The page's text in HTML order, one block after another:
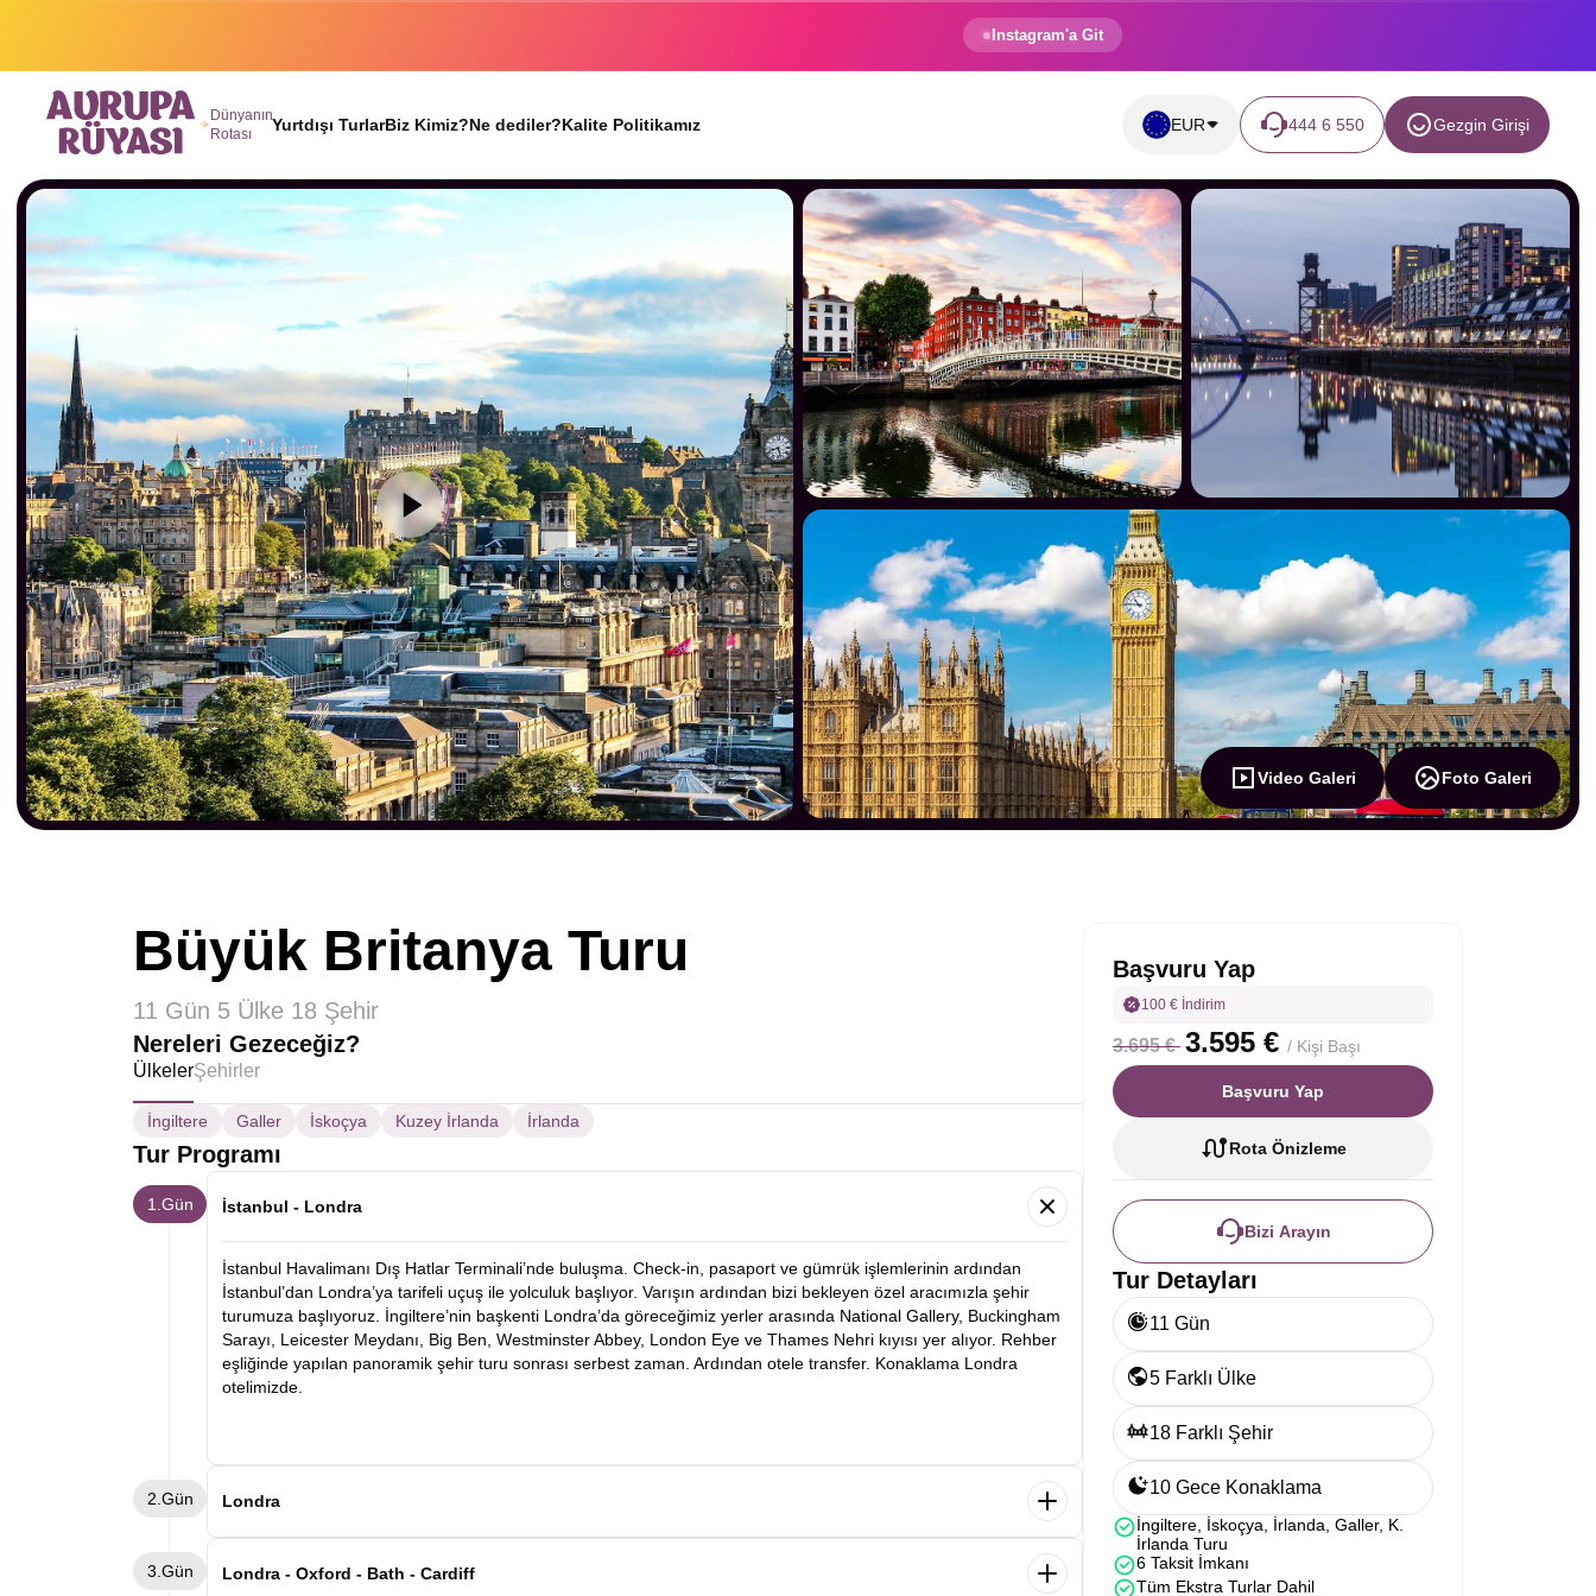
Instagram'a Git
Dünyanın
Rotası
Yurtdışı TurlarBiz Kimiz?Ne dediler?Kalite Politikamız EUR 444 6 550 Gezgin Girişi
Video Galeri Foto Galeri
Büyük Britanya Turu
11 Gün 5 Ülke 18 Şehir
Nereleri Gezeceğiz?
ÜlkelerŞehirler
İngiltere Galler İskoçya Kuzey İrlanda İrlanda
Tur Programı
1.Gün İstanbul - Londra
İstanbul Havalimanı Dış Hatlar Terminali’nde buluşma. Check-in, pasaport ve gümrük işlemlerinin ardından
İstanbul’dan Londra’ya tarifeli uçuş ile yolculuk başlıyor. Varışın ardından bizi bekleyen özel aracımızla şehir
turumuza başlıyoruz. İngiltere’nin başkenti Londra’da göreceğimiz yerler arasında National Gallery, Buckingham
Sarayı, Leicester Meydanı, Big Ben, Westminster Abbey, London Eye ve Thames Nehri kıyısı yer alıyor. Rehber
eşliğinde yapılan panoramik şehir turu sonrası serbest zaman. Ardından otele transfer. Konaklama Londra
otelimizde.
2.Gün Londra
önemli müzelerinden biri olan British Museum. Ardından rehberimiz eşliğinde Tower Bridge gibi kültürel noktaları
3.Gün Londra - Oxford - Bath - Cardiff
Başvuru Yap
100 € İndirim
3.695 € 3.595 € / Kişi Başı
Başvuru Yap
Rota Önizleme
Bizi Arayın
Tur Detayları
11 Gün
5 Farklı Ülke
18 Farklı Şehir
10 Gece Konaklama
İngiltere, İskoçya, İrlanda, Galler, K.
İrlanda Turu
6 Taksit İmkanı
Tüm Ekstra Turlar Dahil